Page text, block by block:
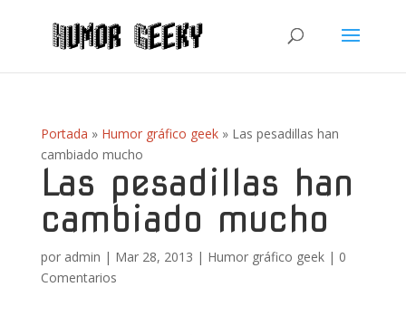
Portada » Humor gráfico geek» Las pesadillas han
cambiado mucho
Las pesadillas han
cambiado mucho
por admin | Mar 28, 2013 | Humor gráfico geek| 0
Comentarios